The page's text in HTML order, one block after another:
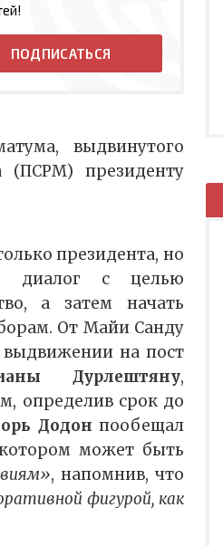
ПОДПИСАТЬСЯ
выдвинутого
(ПСРМ) президенту
президента, но
диалог с целью
а затем начать
От Майи Санду
на пост
Дурлештяну,
определив срок до
Додон пообещал
котором может быть
, напомнив, что
фигурой, как